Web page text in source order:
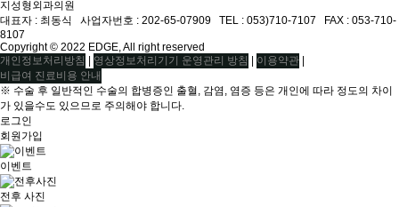
지성형외과의원
대표자 : 최동식ㅤ 사업자번호 : 202-65-07909ㅤ TEL : 053)710-7107ㅤ FAX : 053-710-
8107
Copyright © 2022 EDGE, All right reserved
개인정보처리방침
영상정보처리기기 운영관리 방침 이용약관
비급여 진료비용 안내
※ 수술 후 일반적인 수술의 합병증인 출혈, 감염, 염증 등은 개인에 따라 정도의 차이
가 있을수도 있으므로 주의해야 합니다.
로그인
회원가입
이벤트
전후 사진